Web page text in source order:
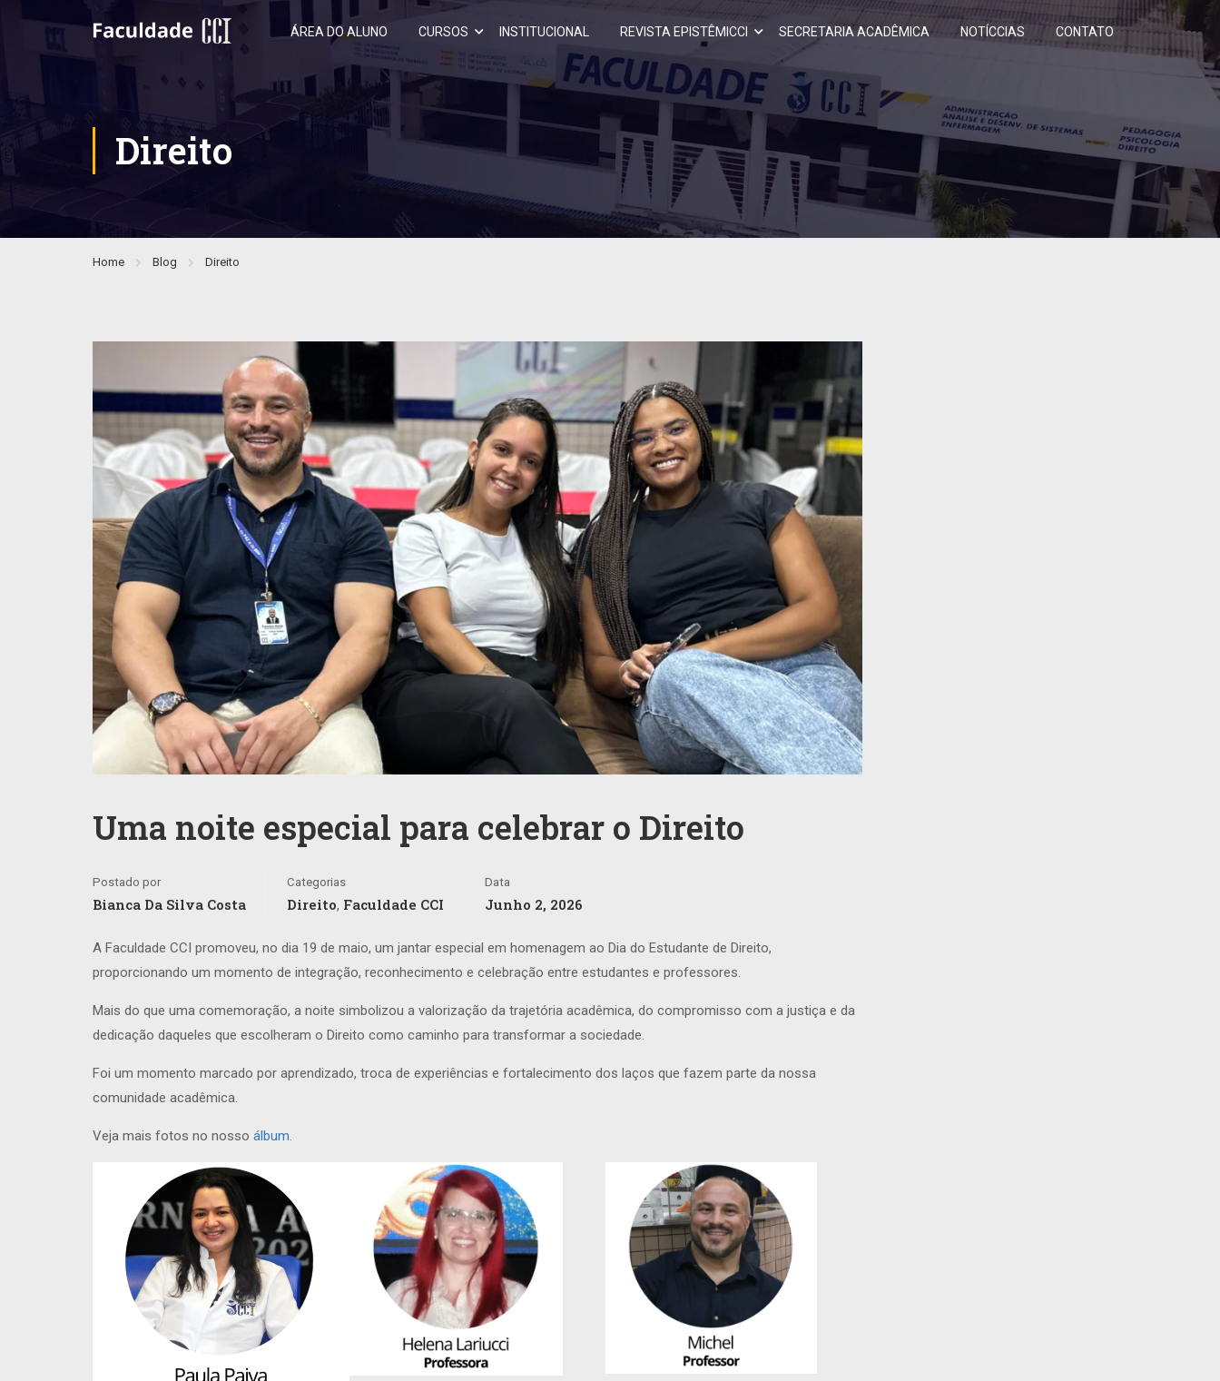
ÁREA DO ALUNO CURSOS INSTITUCIONAL REVISTA EPISTÊMICCI SECRETARIA ACADÊMICA NOTÍCCIAS CONTATO
Direito
Home Blog Direito
Uma noite especial para celebrar o Direito
Postado por
Bianca Da Silva Costa
Categorias
Direito, Faculdade CCI
Data
Junho 2, 2026
A Faculdade CCI promoveu, no dia 19 de maio, um jantar especial em homenagem ao Dia do Estudante de Direito,
proporcionando um momento de integração, reconhecimento e celebração entre estudantes e professores.
Mais do que uma comemoração, a noite simbolizou a valorização da trajetória acadêmica, do compromisso com a justiça e da
dedicação daqueles que escolheram o Direito como caminho para transformar a sociedade.
Foi um momento marcado por aprendizado, troca de experiências e fortalecimento dos laços que fazem parte da nossa
comunidade acadêmica.
Veja mais fotos no nosso álbum.